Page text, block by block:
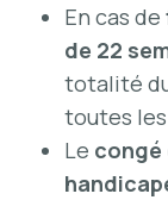
En cas de
de 22
totalité
toutes
Le congé